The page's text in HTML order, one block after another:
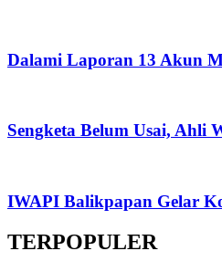
Dalami Laporan 13 Akun
Sengketa Belum Usai, Ahli
IWAPI Balikpapan Gelar
TERPOPULER